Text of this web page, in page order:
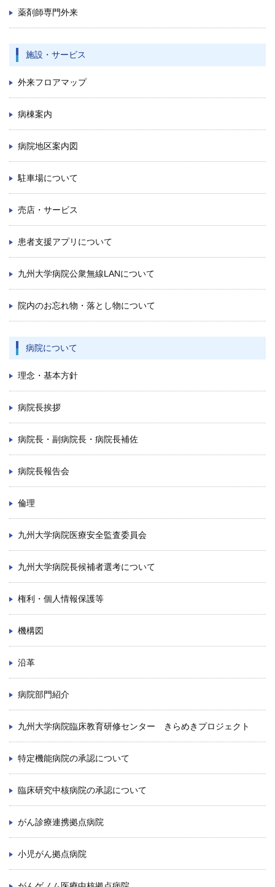
薬剤師専門外来
施設・サービス
外来フロアマップ
病棟案内
病院地区案内図
駐車場について
売店・サービス
患者支援アプリについて
九州大学病院公衆無線LANについて
院内のお忘れ物・落とし物について
病院について
理念・基本方針
病院長挨拶
病院長・副病院長・病院長補佐
病院長報告会
倫理
九州大学病院医療安全監査委員会
九州大学病院長候補者選考について
権利・個人情報保護等
機構図
沿革
病院部門紹介
九州大学病院臨床教育研修センター きらめきプロジェクト
特定機能病院の承認について
臨床研究中核病院の承認について
がん診療連携拠点病院
小児がん拠点病院